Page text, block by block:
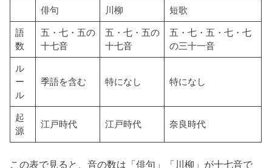
俳句 川柳 短歌
語
数
五・七・五の
十七音
五・七・五の
十七音
五・七・五・七・七
の三十一音
ル
ー
ル
季語を含む 特になし 特になし
起
源
江戸時代 江戸時代 奈良時代
この表で見ると、音の数は「俳句」「川柳」が十七音で